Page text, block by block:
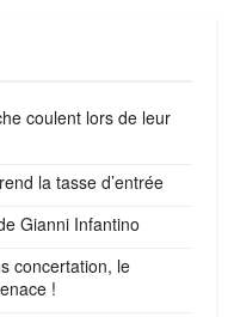
coulent lors de leur
la tasse d’entrée
Gianni Infantino
concertation, le
!